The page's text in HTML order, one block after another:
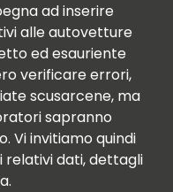
ad inserire
alle autovetture
ed esauriente
verificare errori,
scusarcene, ma
sapranno
Vi invitiamo quindi
dati, dettagli